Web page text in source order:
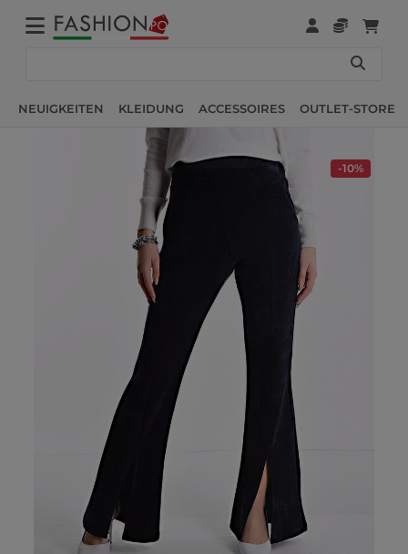
NEUIGKEITEN KLEIDUNG ACCESSOIRES OUTLET-STORE
-10%